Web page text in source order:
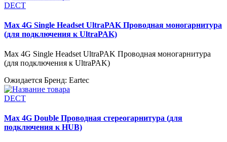
DECT
Max 4G Single Headset UltraPAK Проводная моногарнитура
(для подключения к UltraPAK)
Max 4G Single Headset UltraPAK Проводная моногарнитура
(для подключения к UltraPAK)
Ожидается Бренд: Eartec
DECT
Max 4G Double Проводная стереогарнитура (для
подключения к HUB)